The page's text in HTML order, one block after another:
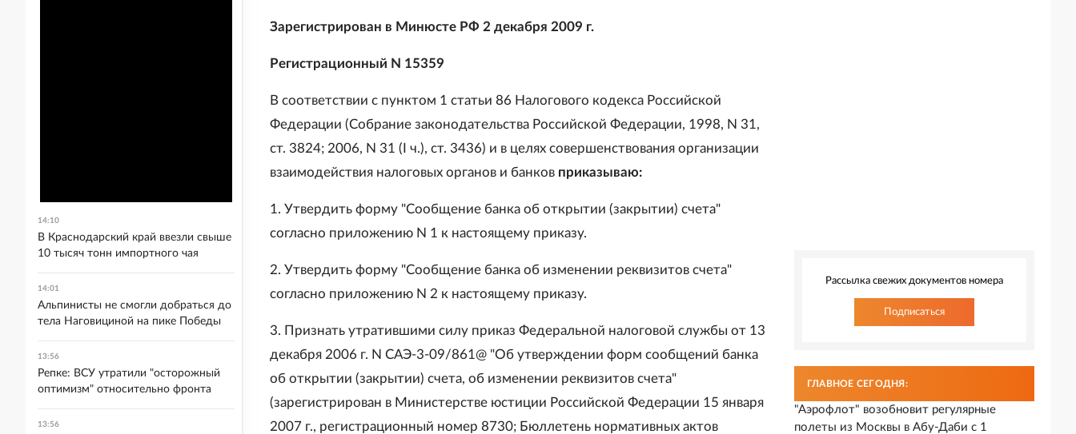
Зарегистрирован в Минюсте РФ 2 декабря 2009 г.
Регистрационный N 15359
В соответствии с пунктом 1 статьи 86 Налогового кодекса Российской
Федерации (Собрание законодательства Российской Федерации, 1998, N 31,
ст. 3824; 2006, N 31 (I ч.), ст. 3436) и в целях совершенствования организации
взаимодействия налоговых органов и банков приказываю:
1. Утвердить форму "Сообщение банка об открытии (закрытии) счета"
согласно приложению N 1 к настоящему приказу.
2. Утвердить форму "Сообщение банка об изменении реквизитов счета"
согласно приложению N 2 к настоящему приказу.
3. Признать утратившими силу приказ Федеральной налоговой службы от 13
декабря 2006 г. N САЭ-3-09/861@ "Об утверждении форм сообщений банка
об открытии (закрытии) счета, об изменении реквизитов счета"
(зарегистрирован в Министерстве юстиции Российской Федерации 15 января
2007 г., регистрационный номер 8730; Бюллетень нормативных актов
Рассылка свежих документов номера
Подписаться
ГЛАВНОЕ СЕГОДНЯ:
"Аэрофлот" возобновит регулярные
полеты из Москвы в Абу-Даби с 1
14:10
В Краснодарский край ввезли свыше
10 тысяч тонн импортного чая
14:01
Альпинисты не смогли добраться до
тела Наговициной на пике Победы
13:56
Репке: ВСУ утратили "осторожный
оптимизм" относительно фронта
13:56